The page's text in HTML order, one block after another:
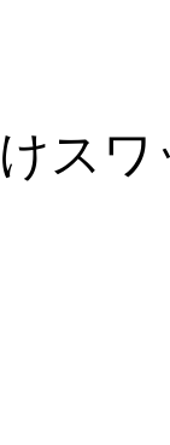
スワ